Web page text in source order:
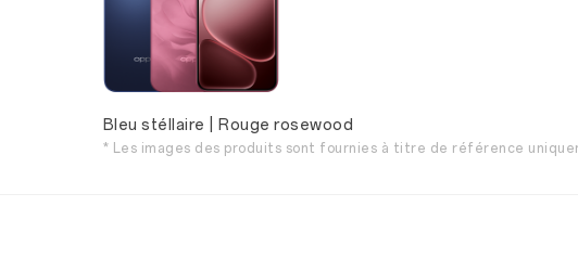
Bleu stéllaire | Rouge rosewood
* Les images des produits sont fournies à titre de référence